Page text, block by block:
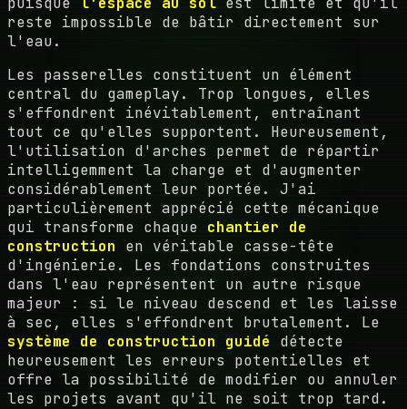
reste impossible de bâtir directement sur
l'eau.
Les passerelles constituent un élément
central du gameplay. Trop longues, elles
s'effondrent inévitablement, entraînant
tout ce qu'elles supportent. Heureusement,
l'utilisation d'arches permet de répartir
intelligemment la charge et d'augmenter
considérablement leur portée. J'ai
particulièrement apprécié cette mécanique
qui transforme chaque chantier de
construction en véritable casse-tête
d'ingénierie. Les fondations construites
dans l'eau représentent un autre risque
majeur : si le niveau descend et les laisse
à sec, elles s'effondrent brutalement. Le
système de construction guidé détecte
heureusement les erreurs potentielles et
offre la possibilité de modifier ou annuler
les projets avant qu'il ne soit trop tard.